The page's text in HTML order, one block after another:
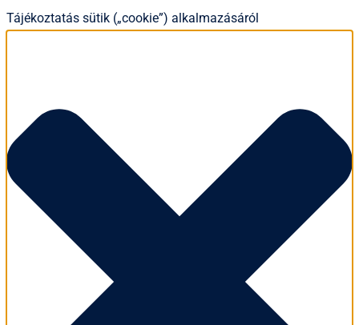
Tájékoztatás sütik („cookie”) alkalmazásáról